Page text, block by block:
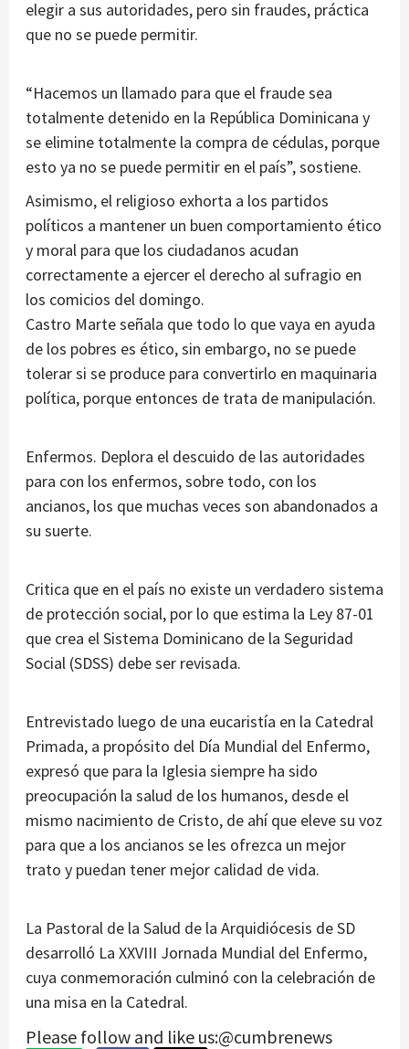
elegir a sus autoridades, pero sin fraudes, práctica
que no se puede permitir.
“Hacemos un llamado para que el fraude sea
totalmente detenido en la República Dominicana y
se elimine totalmente la compra de cédulas, porque
esto ya no se puede permitir en el país”, sostiene.
Asimismo, el religioso exhorta a los partidos
políticos a mantener un buen comportamiento ético
y moral para que los ciudadanos acudan
correctamente a ejercer el derecho al sufragio en
los comicios del domingo.
Castro Marte señala que todo lo que vaya en ayuda
de los pobres es ético, sin embargo, no se puede
tolerar si se produce para convertirlo en maquinaria
política, porque entonces de trata de manipulación.
Enfermos. Deplora el descuido de las autoridades
para con los enfermos, sobre todo, con los
ancianos, los que muchas veces son abandonados a
su suerte.
Critica que en el país no existe un verdadero sistema
de protección social, por lo que estima la Ley 87-01
que crea el Sistema Dominicano de la Seguridad
Social (SDSS) debe ser revisada.
Entrevistado luego de una eucaristía en la Catedral
Primada, a propósito del Día Mundial del Enfermo,
expresó que para la Iglesia siempre ha sido
preocupación la salud de los humanos, desde el
mismo nacimiento de Cristo, de ahí que eleve su voz
para que a los ancianos se les ofrezca un mejor
trato y puedan tener mejor calidad de vida.
La Pastoral de la Salud de la Arquidiócesis de SD
desarrolló La XXVIII Jornada Mundial del Enfermo,
cuya conmemoración culminó con la celebración de
una misa en la Catedral.
Please follow and like us:@cumbrenews